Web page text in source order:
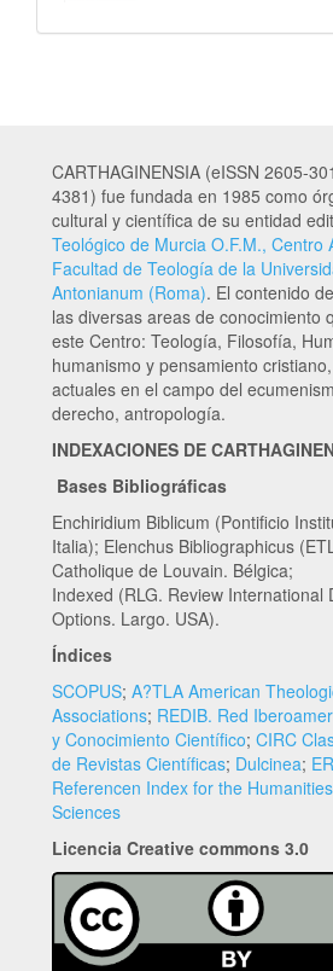
CARTHAGINENSIA (eISSN 2605-
4381) fue fundada en 1985 como
cultural y científica de su entidad
Teológico de Murcia O.F.M., Centro
Facultad de Teología de la
Antonianum (Roma). El contenido
las diversas areas de conocimiento
este Centro: Teología, Filosofía,
humanismo y pensamiento
actuales en el campo del
derecho, antropología.
INDEXACIONES DE
Bases Bibliográficas
Enchiridium Biblicum (Pontificio
Italia); Elenchus Bibliographicus
Catholique de Louvain.
Indexed (RLG. Review International
Options. Largo. USA).
Índices
SCOPUS; A?TLA American
Associations; REDIB. Red
y Conocimiento Científico; CIRC
de Revistas Científicas; Dulcinea;
Referencen Index for the
Sciences
Licencia Creative commons 3.0